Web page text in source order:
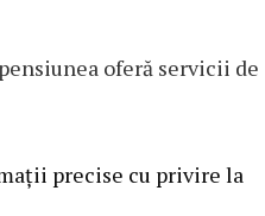
oferă servicii de
precise cu privire la